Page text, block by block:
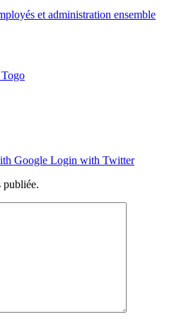
et administration ensemble
Togo
Google Login with Twitter
publiée.